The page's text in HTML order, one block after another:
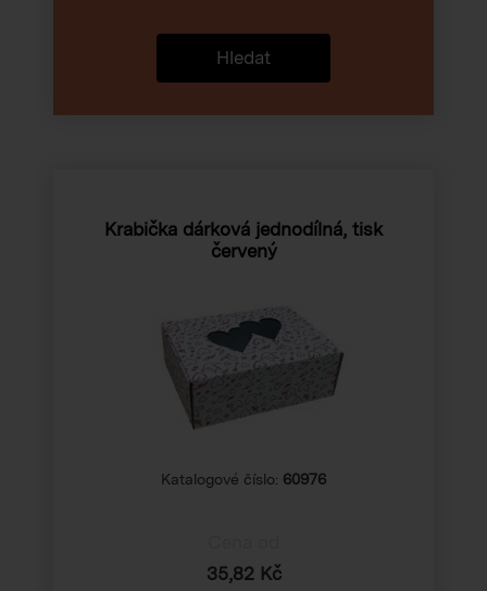
Hledat
Krabička dárková jednodílná, tisk
červený
Katalogové číslo: 60976
35,82 Kč